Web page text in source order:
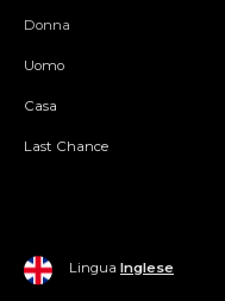
Donna
Uomo
Casa
Last Chance
Lingua Inglese